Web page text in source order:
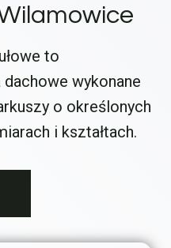
to
wykonane
o określonych
i kształtach.